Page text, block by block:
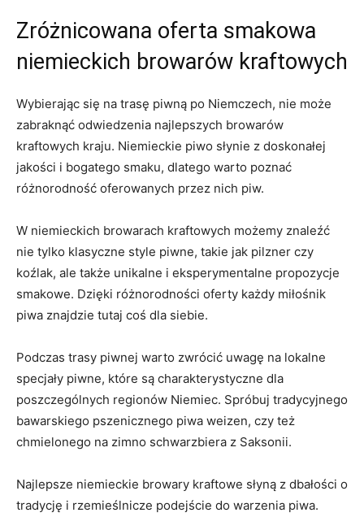
Zróżnicowana oferta smakowa
niemieckich browarów​ kraftowych
Wybierając się na trasę ⁤piwną po Niemczech, nie może
zabraknąć odwiedzenia ⁤najlepszych ‌browarów
kraftowych kraju. ⁢Niemieckie piwo słynie z doskonałej
jakości​ i bogatego smaku, ⁢dlatego warto ⁢poznać
różnorodność oferowanych⁢ przez nich piw.
W niemieckich ‌browarach kraftowych możemy znaleźć
nie tylko klasyczne style‌ piwne, takie jak pilzner czy
koźlak, ale także unikalne i eksperymentalne propozycje
smakowe. Dzięki różnorodności oferty każdy miłośnik
piwa znajdzie tutaj coś dla siebie.
Podczas ⁣trasy piwnej warto zwrócić uwagę na lokalne
‌specjały piwne, które ​są charakterystyczne dla
⁤poszczególnych​ regionów Niemiec. Spróbuj tradycyjnego
‌bawarskiego pszenicznego piwa weizen, czy też⁤
chmielonego na zimno⁣ schwarzbiera z Saksonii.
Najlepsze ‌niemieckie browary kraftowe słyną​ z dbałości o
tradycję‌ i rzemieślnicze podejście do warzenia piwa.